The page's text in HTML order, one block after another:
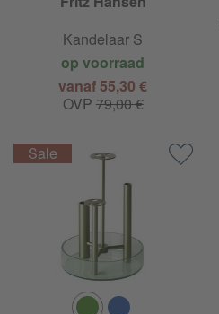
Kandelaar S
op voorraad
vanaf 55,30 €
OVP 79,00 €